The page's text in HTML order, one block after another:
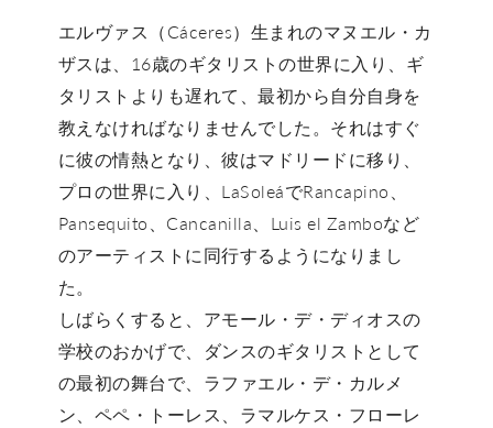
エルヴァス（Cáceres）生まれのマヌエル・カ
ザスは、16歳のギタリストの世界に入り、ギ
タリストよりも遅れて、最初から自分自身を
教えなければなりませんでした。それはすぐ
に彼の情熱となり、彼はマドリードに移り、
プロの世界に入り、LaSoleáでRancapino、
Pansequito、Cancanilla、Luis el Zamboなど
のアーティストに同行するようになりまし
た。
しばらくすると、アモール・デ・ディオスの
学校のおかげで、ダンスのギタリストとして
の最初の舞台で、ラファエル・デ・カルメ
ン、ペペ・トーレス、ラマルケス・フローレ